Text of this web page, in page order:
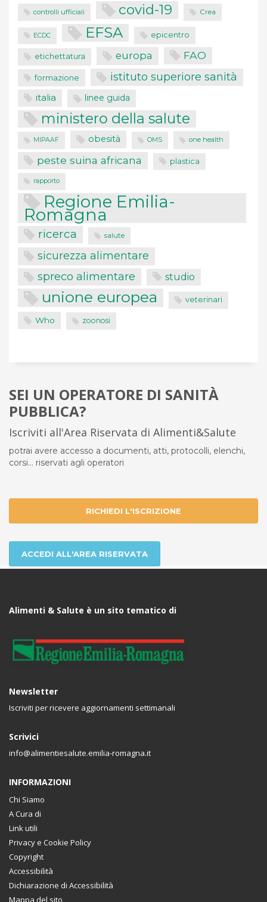
controlli ufficiali covid-19 Crea
ECDC EFSA epicentro
etichettatura europa FAO
formazione istituto superiore sanità
italia linee guida
ministero della salute
MIPAAF obesità OMS one health
peste suina africana plastica
rapporto
Regione Emilia-
Romagna
ricerca salute
sicurezza alimentare
spreco alimentare studio
unione europea veterinari
Who zoonosi
SEI UN OPERATORE DI SANITÀ
PUBBLICA?
Iscriviti all'Area Riservata di Alimenti&Salute
potrai avere accesso a documenti, atti, protocolli, elenchi,
corsi... riservati agli operatori
RICHIEDI L'ISCRIZIONE
ACCEDI ALL'AREA RISERVATA
Alimenti & Salute è un sito tematico di
Newsletter
Iscriviti per ricevere aggiornamenti settimanali
Scrivici
info@alimentiesalute.emilia-romagna.it
INFORMAZIONI
Chi Siamo
A Cura di
Link utili
Privacy e Cookie Policy
Copyright
Accessibilità
Dichiarazione di Accessibilità
Mappa del sito